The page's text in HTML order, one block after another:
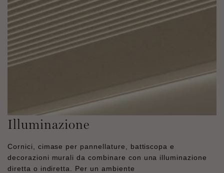
Illuminazione
Cornici, cimase per pannellature, battiscopa e
decorazioni murali da combinare con una illuminazione
diretta o indiretta. Per un ambiente